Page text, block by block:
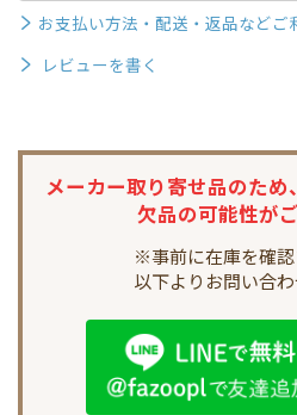
お支払い方法・配送・返品などご
レビューを書く
メーカー取り寄せ品のため、
欠品の可能性がご
※事前に在庫を確認
以下よりお問い合わ